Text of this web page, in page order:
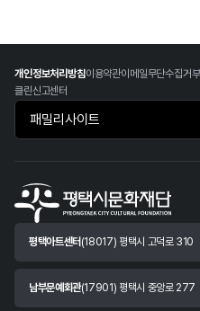
개인정보처리방침이용약관이메일무단수집거부
클린신고센터
패밀리사이트 바로가기
평택아트센터 (18017) 평택시 고덕로 310
남부문예회관(17901) 평택시 중앙로 277